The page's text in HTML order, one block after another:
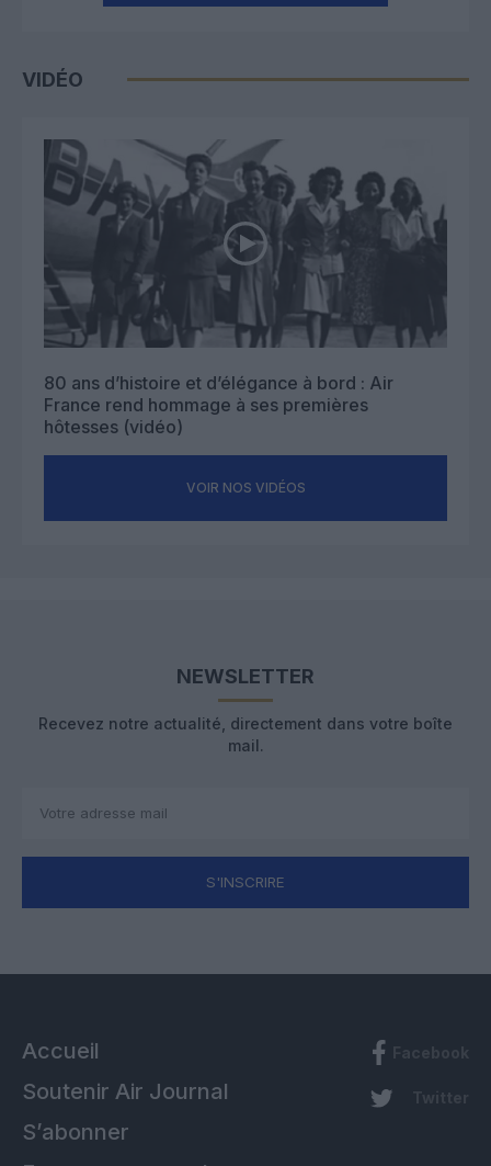
VIDÉO
80 ans d’histoire et d’élégance à bord : Air
France rend hommage à ses premières
hôtesses (vidéo)
VOIR NOS VIDÉOS
NEWSLETTER
Recevez notre actualité, directement dans votre boîte
mail.
S'INSCRIRE
Accueil
Soutenir Air Journal
S’abonner